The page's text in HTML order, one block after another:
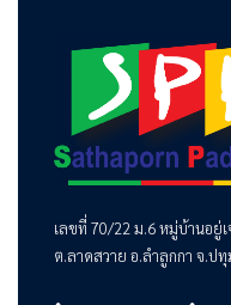
เลขที่ 70/22 ม.6 หมู่บ้านอยู่
ต.ลาดสวาย อ.ลำลูกกา จ.ป